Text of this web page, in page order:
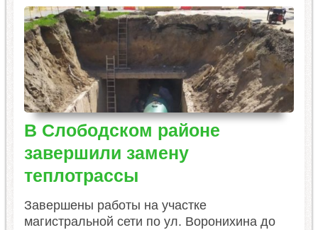
В Слободском районе
завершили замену
теплотрассы
Завершены работы на участке
магистральной сети по ул. Воронихина до